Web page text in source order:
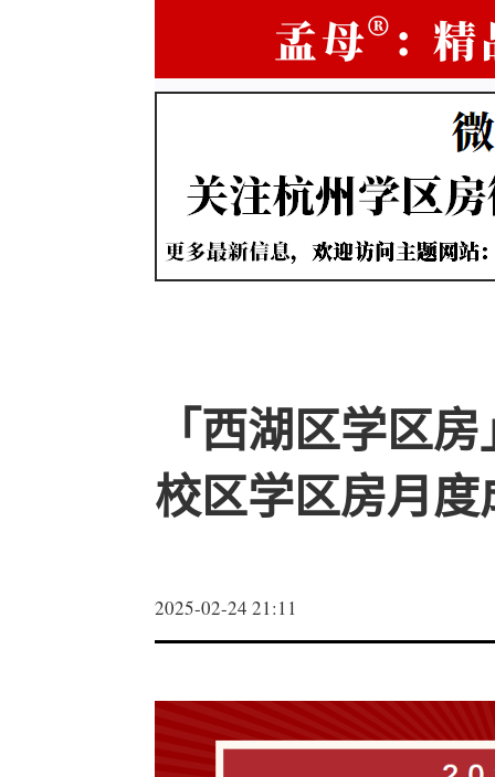
「西湖区学区
校区学区房月
2025-02-24 21:11